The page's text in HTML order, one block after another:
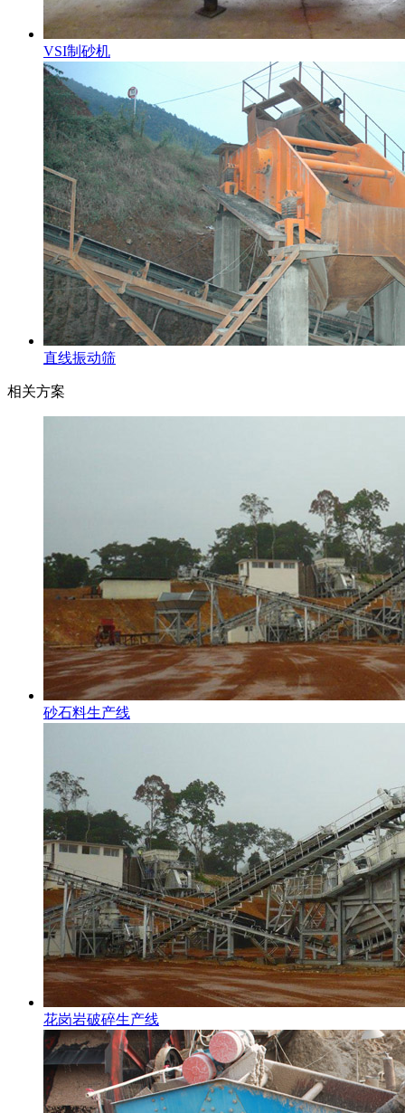
VSI制砂机
直线振动筛
相关方案
砂石料生产线
花岗岩破碎生产线